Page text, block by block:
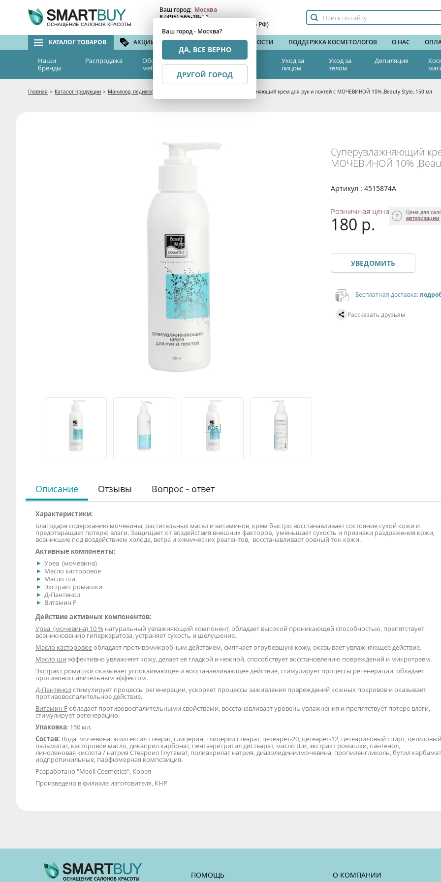
ОСНАЩЕНИЕ САЛОНОВ КРАСОТЫ
Ваш город: Москва
Ваш город - Москва?
ДА, ВСЕ ВЕРНО
ДРУГОЙ ГОРОД
8 (495) 565-38-74
(бесплатный по РФ)
КАТАЛОГ ТОВАРОВ АКЦИИ И СКИДКИ БРЕНДЫ НОВОСТИ ПОДДЕРЖКА КОСМЕТОЛОГОВ О НАС
Наши
бренды
Распродажа
Оборудование и
мебель
Эстетическая
медицина
Уход за
лицом
Уход за
телом
Депиляция
Главная > Каталог продукции > Маникюр, педикюр Суперувлажняющий крем для рук и локтей с МОЧЕВИНОЙ 10% ,Beauty Style, 150 мл
Суперувлажняющий
МОЧЕВИНОЙ 10%
Артикул : 4515874А
Розничная цена
180 р.
Цена для
авторизации
УВЕДОМИТЬ
Бесплатная доставка:
Рассказать друзьям
Описание
Характеристики:
Благодаря содержанию мочевины, растительных масел и витаминов, крем быстро восстанавливает состояние сухой кожи и
предотвращает потерю влаги. Защищает от воздействия внешних факторов, уменьшает сухость и признаки раздражения кожи,
возникшие под воздействием холода, ветра и химических реагентов, восстанавливает ровный тон кожи.
Активные компоненты:
Уреа (мочевина)
Масло касторовое
Масло ши
Экстракт ромашки
Д-Пантенол
Витамин F
Действие активных компонентов:
Уреа (мочевина) 10 % натуральный увлажняющий компонент, обладает высокой проникающей способностью, препятствует
возникновению гиперкератоза, устраняет сухость и шелушение.
Масло касторовоеобладает противомикробным действием, смягчает огрубевшую кожу, оказывает увлажняющее действие.
Масло ши эффективно увлажняет кожу, делает её гладкой и нежной, способствует восстановлению повреждений и микротравм.
Экстракт ромашки оказывает успокаивающее и восстанавливающее действие, стимулирует процессы регенерации, обладает
противовоспалительным эффектом.
Д-Пантенолстимулирует процессы регенерации, ускоряет процессы заживления повреждений кожных покровов и оказывает
противовоспалительное действие.
Витамин Fобладает противовоспалительными свойствами, восстанавливает уровень увлажнения и препятствует потере влаги,
стимулирует регенерацию.
Упаковка: 150 мл.
Состав: Вода, мочевина, этилгексил стеарат, глицерин, глицерил стеарат, цетеарет-20, цетеарет-12, цетеариловый спирт, цетиловый
пальмитат, касторовое масло, дикаприл карбонат, пентаэритритил дистеарат, масло Ши, экстракт ромашки, пантенол,
линоленовая кислота / натрия Стеароил Глутамат, полиакрилат натрия, диазолидинилмочевина, пропиленгликоль, бутил карбамат
иодпропинильные, парфюмерная композиция.
Разработано "Meoli Cosmetics", Корея
Произведено в филиале изготовителя, КНР
Отзывы Вопрос - ответ
ПОМОЩЬ О КОМПАНИИ